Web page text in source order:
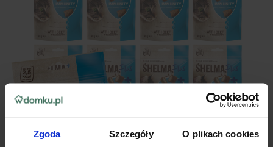
Zgoda Szczegóły O plikach cookies